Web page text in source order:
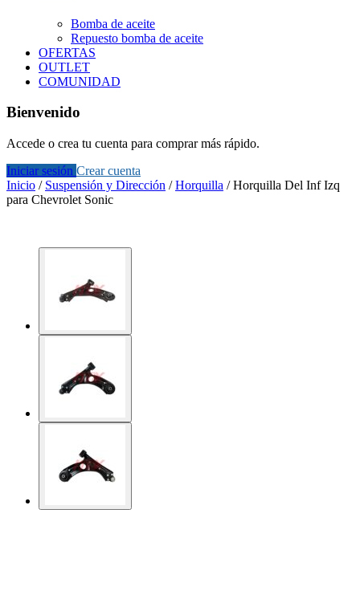
Bomba de aceite
Repuesto bomba de aceite
OFERTAS
OUTLET
COMUNIDAD
Bienvenido
Accede o crea tu cuenta para comprar más rápido.
Iniciar sesión Crear cuenta
Inicio / Suspensión y Dirección /Horquilla /Horquilla Del Inf Izq
para Chevrolet Sonic